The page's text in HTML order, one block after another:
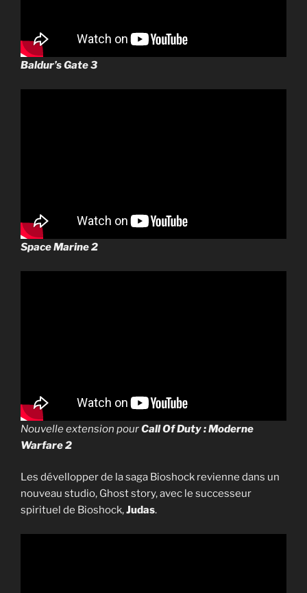
Baldur’s Gate 3
Space Marine 2
Nouvelle extension pourCall Of Duty : Moderne
Warfare 2
Les dévellopper de la saga Bioshock revienne dans un
nouveau studio, Ghost story, avec le successeur
spirituel de Bioshock,Judas.